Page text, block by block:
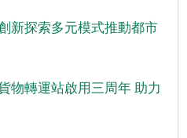
新探索多元模式推動都市
物轉運站啟用三周年 助力